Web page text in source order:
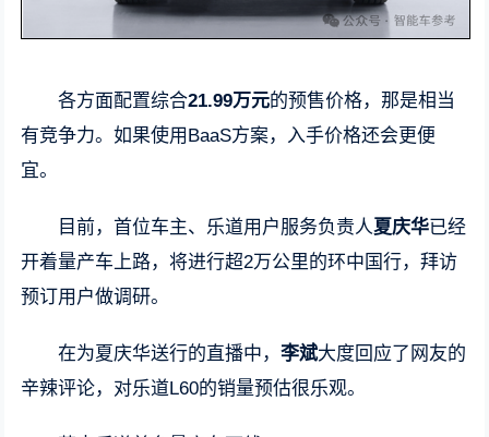
各方面配置综合21.99万元的预售价格，那是相当
有竞争力。如果使用BaaS方案，入手价格还会更便
宜。
目前，首位车主、乐道用户服务负责人夏庆华已经
开着量产车上路，将进行超2万公里的环中国行，拜访
预订用户做调研。
在为夏庆华送行的直播中，李斌大度回应了网友的
辛辣评论，对乐道L60的销量预估很乐观。